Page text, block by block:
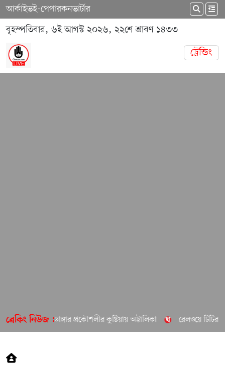
আর্কাইভই-পেপারকনভার্টার
বৃহস্পতিবার, ৬ই আগস্ট ২০২৬, ২২শে শ্রাবণ ১৪৩৩
ট্রেন্ডিং
ব্রেকিং নিউজ :চুয়াডাঙ্গার প্রকৌশলীর কুষ্টিয়ায় অট্টালিকা রেলওয়ে টিটির